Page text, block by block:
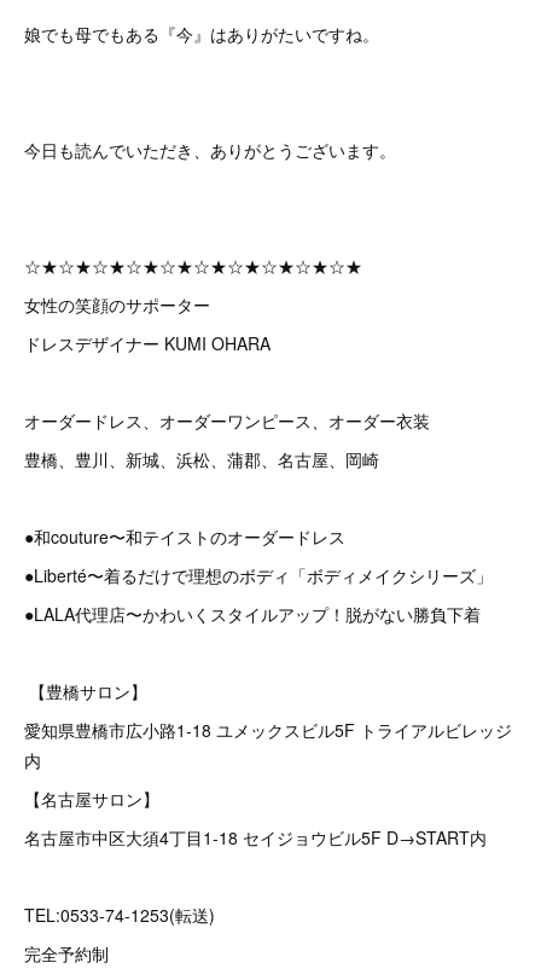
娘でも母でもある『今』はありがたいですね。
今日も読んでいただき、ありがとうございます。
☆★☆★☆★☆★☆★☆★☆★☆★☆★☆★
女性の笑顔のサポーター
ドレスデザイナー KUMI OHARA
オーダードレス、オーダーワンピース、オーダー衣装
豊橋、豊川、新城、浜松、蒲郡、名古屋、岡崎
●和couture〜和テイストのオーダードレス
●Liberté〜着るだけで理想のボディ「ボディメイクシリーズ」
●LALA代理店〜かわいくスタイルアップ！脱がない勝負下着
【豊橋サロン】
愛知県豊橋市広小路1-18 ユメックスビル5F トライアルビレッジ
内
【名古屋サロン】
名古屋市中区大須4丁目1-18 セイジョウビル5F D→START内
TEL:0533-74-1253(転送)
完全予約制